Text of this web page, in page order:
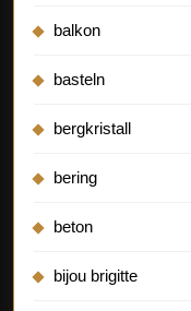
balkon
basteln
bergkristall
bering
beton
bijou brigitte